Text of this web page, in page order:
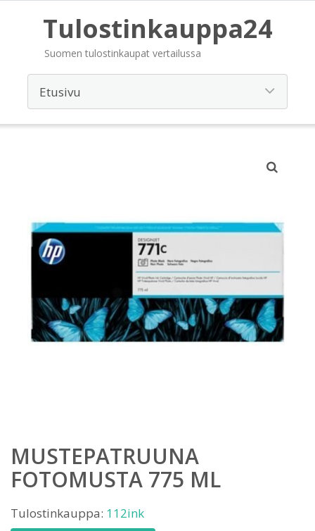
Tulostinkauppa24
Suomen tulostinkaupat vertailussa
MUSTEPATRUUNA
FOTOMUSTA 775 ML
Tulostinkauppa: 112ink